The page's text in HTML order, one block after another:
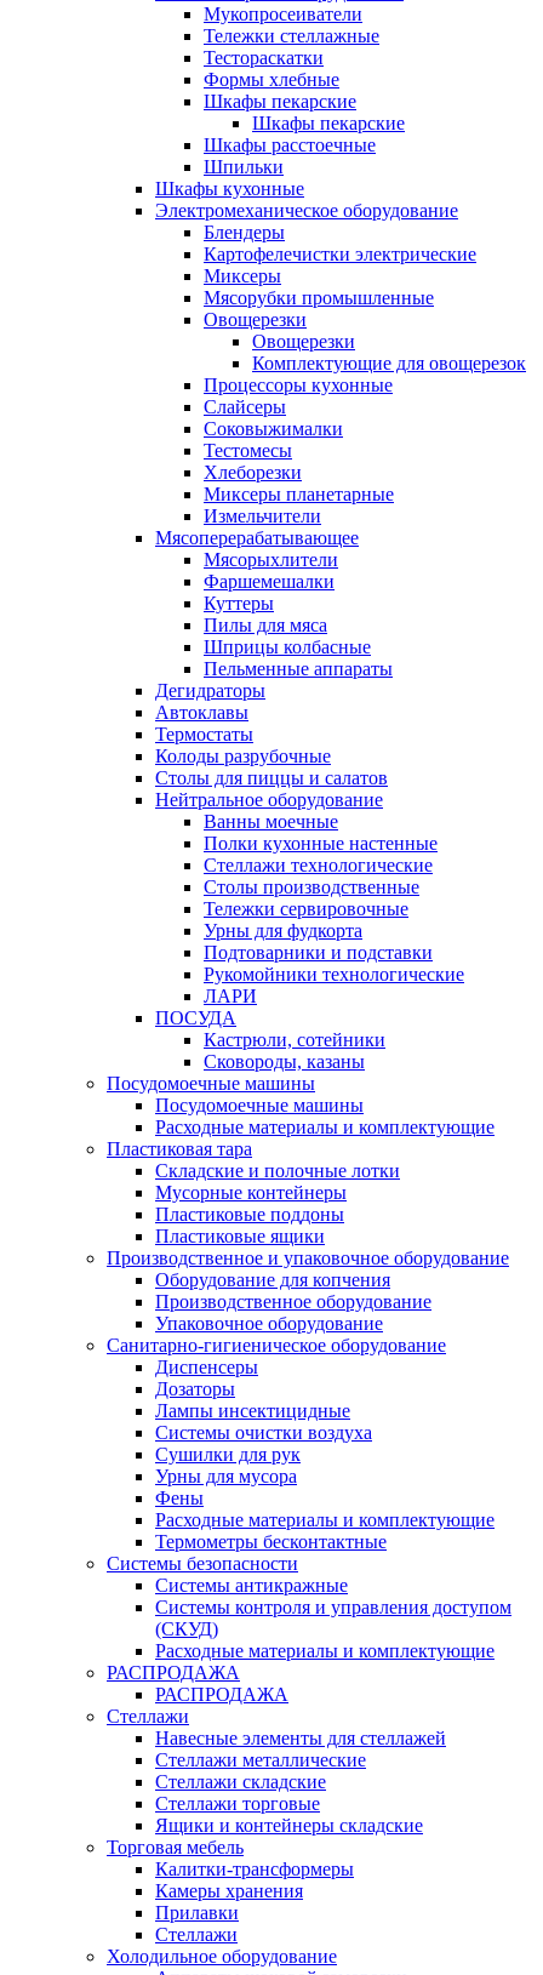
Мукопросеиватели
Тележки стеллажные
Тестораскатки
Формы хлебные
Шкафы пекарские
Шкафы пекарские
Шкафы расстоечные
Шпильки
Шкафы кухонные
Электромеханическое оборудование
Блендеры
Картофелечистки электрические
Миксеры
Мясорубки промышленные
Овощерезки
Овощерезки
Комплектующие для овощерезок
Процессоры кухонные
Слайсеры
Соковыжималки
Тестомесы
Хлеборезки
Миксеры планетарные
Измельчители
Мясоперерабатывающее
Мясорыхлители
Фаршемешалки
Куттеры
Пилы для мяса
Шприцы колбасные
Пельменные аппараты
Дегидраторы
Автоклавы
Термостаты
Колоды разрубочные
Столы для пиццы и салатов
Нейтральное оборудование
Ванны моечные
Полки кухонные настенные
Стеллажи технологические
Столы производственные
Тележки сервировочные
Урны для фудкорта
Подтоварники и подставки
Рукомойники технологические
ЛАРИ
ПОСУДА
Кастрюли, сотейники
Сковороды, казаны
Посудомоечные машины
Посудомоечные машины
Расходные материалы и комплектующие
Пластиковая тара
Складские и полочные лотки
Мусорные контейнеры
Пластиковые поддоны
Пластиковые ящики
Производственное и упаковочное оборудование
Оборудование для копчения
Производственное оборудование
Упаковочное оборудование
Санитарно-гигиеническое оборудование
Диспенсеры
Дозаторы
Лампы инсектицидные
Системы очистки воздуха
Сушилки для рук
Урны для мусора
Фены
Расходные материалы и комплектующие
Термометры бесконтактные
Системы безопасности
Системы антикражные
Системы контроля и управления доступом
(СКУД)
Расходные материалы и комплектующие
РАСПРОДАЖА
РАСПРОДАЖА
Стеллажи
Навесные элементы для стеллажей
Стеллажи металлические
Стеллажи складские
Стеллажи торговые
Ящики и контейнеры складские
Торговая мебель
Калитки-трансформеры
Камеры хранения
Прилавки
Стеллажи
Холодильное оборудование